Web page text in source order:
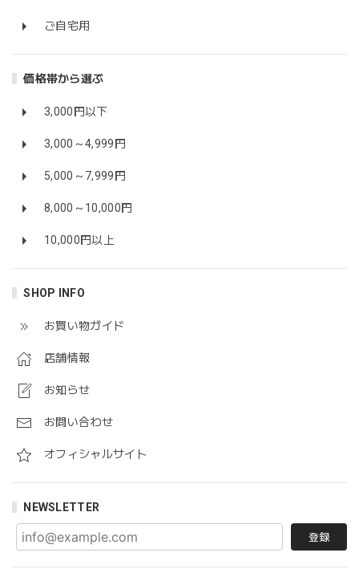
ご自宅用
価格帯から選ぶ
3,000円以下
3,000～4,999円
5,000～7,999円
8,000～10,000円
10,000円以上
SHOP INFO
お買い物ガイド
店舗情報
お知らせ
お問い合わせ
オフィシャルサイト
NEWSLETTER
登録